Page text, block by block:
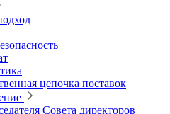
цепочка поставок
Совета директоров